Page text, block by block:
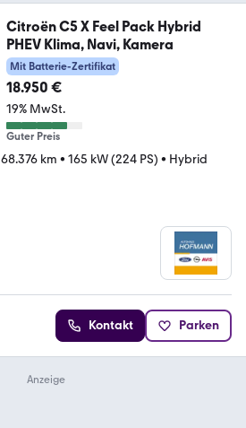
Citroën C5 X Feel Pack Hybrid
PHEV Klima, Navi, Kamera
Mit Batterie-Zertifikat
18.950 €
19% MwSt.
Guter Preis
68.376 km • 165 kW (224 PS) • Hybrid
Kontakt Parken